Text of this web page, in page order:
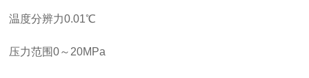
温度分辨力0.01℃
压力范围0～20MPa